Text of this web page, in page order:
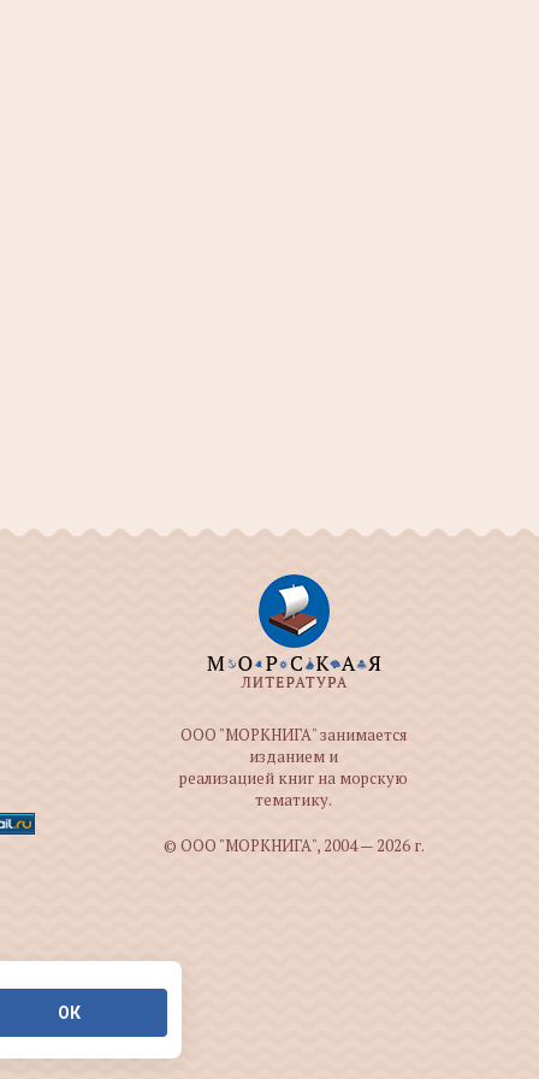
ООО "МОРКНИГА" занимается
изданием и
реализацией книг на морскую
тематику.
© ООО "МОРКНИГА", 2004 — 2026 г.
ОК